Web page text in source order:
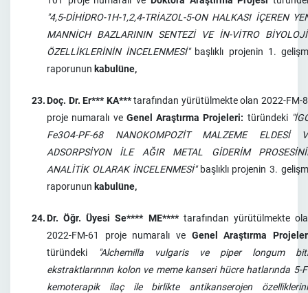
"4,5-DİHİDRO-1H-1,2,4-TRİAZOL-5-ON HALKASI İÇEREN
MANNİCH BAZLARININ SENTEZİ VE İN-VİTRO
ÖZELLİKLERİNİN İNCELENMESİ"başlıklı projenin 1.
raporunun kabulüne,
23.Doç. Dr. Er*** KA***tarafından yürütülmekte olan 2022-FM-
proje numaralı ve Genel Araştırma Projeleri: türündeki
Fe3O4-PF-68 NANOKOMPOZİT MALZEME ELDESİ
ADSORPSİYON İLE AĞIR METAL GİDERİM
ANALİTİK OLARAK İNCELENMESİ"başlıklı projenin 3.
raporunun kabulüne,
24.Dr. Öğr. Üyesi Se**** ME****tarafından yürütülmekte
2022-FM-61 proje numaralı ve Genel Araştırma
türündeki
"Alchemilla vulgaris ve piper longum
ekstraktlarınnın kolon ve meme kanseri hücre hatlarında 5-
kemoterapik ilaç ile birlikte antikanserojen